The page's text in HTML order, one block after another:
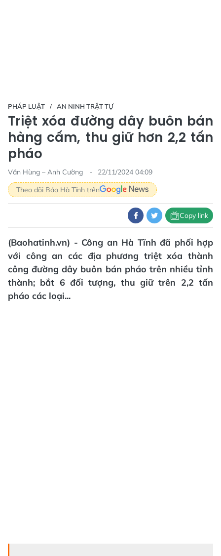
PHÁP LUẬT AN NINH TRẬT TỰ
Triệt xóa đường dây buôn bán
hàng cấm, thu giữ hơn 2,2 tấn
pháo
Văn Hùng – Anh Cường
22/11/2024 04:09
Theo dõi Báo Hà Tĩnh trên
Copy link
(Baohatinh.vn) - Công an Hà Tĩnh đã phối hợp
với công an các địa phương triệt xóa thành
công đường dây buôn bán pháo trên nhiều tỉnh
thành; bắt 6 đối tượng, thu giữ trên 2,2 tấn
pháo các loại...